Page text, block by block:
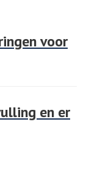
voor
en er